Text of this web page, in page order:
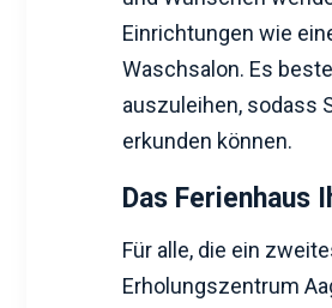
Einrichtungen wie
Waschsalon. Es
auszuleihen, sodass
erkunden können.
Das Ferienhaus
Für alle, die ein
Erholungszentrum